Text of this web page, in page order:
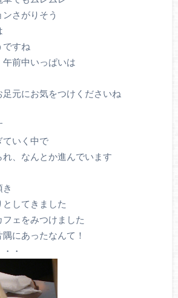
さがりそう
ですね
前中いっぱいは
元にお気をつけくださいね
ていく中で
、なんとか進んでいます
してきました
ェをみつけました
にあったなんて！
・